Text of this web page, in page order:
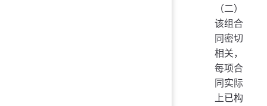
（二）
该组合
同密切
相关，
每项合
同实际
上已构